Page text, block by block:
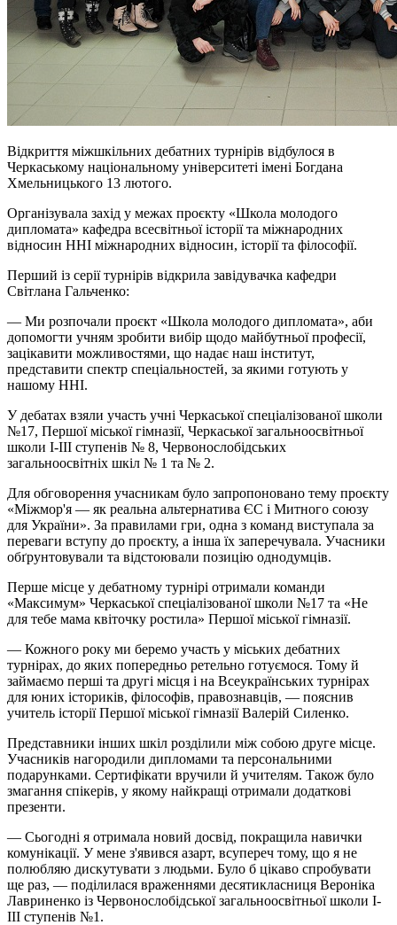
Відкриття міжшкільних дебатних турнірів відбулося в
Черкаському національному університеті імені Богдана
Хмельницького 13 лютого.
Організувала захід у межах проєкту «Школа молодого
дипломата» кафедра всесвітньої історії та міжнародних
відносин ННІ міжнародних відносин, історії та філософії.
Перший із серії турнірів відкрила завідувачка кафедри
Світлана Гальченко:
— Ми розпочали проєкт «Школа молодого дипломата», аби
допомогти учням зробити вибір щодо майбутньої професії,
зацікавити можливостями, що надає наш інститут,
представити спектр спеціальностей, за якими готують у
нашому ННІ.
У дебатах взяли участь учні Черкаської спеціалізованої школи
№17, Першої міської гімназії, Черкаської загальноосвітньої
школи І-ІІІ ступенів № 8, Червонослобідських
загальноосвітніх шкіл № 1 та № 2.
Для обговорення учасникам було запропоновано тему проєкту
«Міжмор'я — як реальна альтернатива ЄС і Митного союзу
для України». За правилами гри, одна з команд виступала за
переваги вступу до проєкту, а інша їх заперечувала. Учасники
обґрунтовували та відстоювали позицію однодумців.
Перше місце у дебатному турнірі отримали команди
«Максимум» Черкаської спеціалізованої школи №17 та «Не
для тебе мама квіточку ростила» Першої міської гімназії.
— Кожного року ми беремо участь у міських дебатних
турнірах, до яких попередньо ретельно готуємося. Тому й
займаємо перші та другі місця і на Всеукраїнських турнірах
для юних істориків, філософів, правознавців, — пояснив
учитель історії Першої міської гімназії Валерій Силенко.
Представники інших шкіл розділили між собою друге місце.
Учасників нагородили дипломами та персональними
подарунками. Сертифікати вручили й учителям. Також було
змагання спікерів, у якому найкращі отримали додаткові
презенти.
— Сьогодні я отримала новий досвід, покращила навички
комунікації. У мене з'явився азарт, всупереч тому, що я не
полюбляю дискутувати з людьми. Було б цікаво спробувати
ще раз, — поділилася враженнями десятикласниця Вероніка
Лавриненко із Червонослобідської загальноосвітньої школи I-
III ступенів №1.